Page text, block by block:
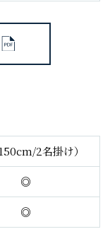
2名掛け）
◎
◎